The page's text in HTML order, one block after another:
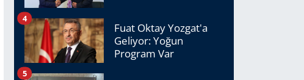
Fuat Oktay Yozgat'a
Geliyor: Yoğun
Program Var
4
5